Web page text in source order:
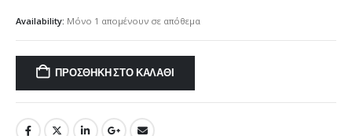
Availability: Μόνο 1 απομένουν σε απόθεμα
ΠΡΟΣΘΉΚΗ ΣΤΟ ΚΑΛΆΘΙ